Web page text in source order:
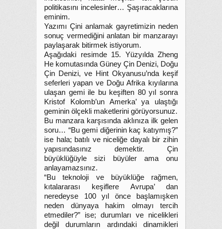
politikasını incelesinler… Şaşıracaklarına
eminim.
Yazımı Çini anlamak gayretimizin neden
sonuç vermediğini anlatan bir manzarayı
paylaşarak bitirmek istiyorum.
Aşağıdaki resimde 15. Yüzyılda Zheng
He komutasında Güney Çin Denizi, Doğu
Çin Denizi, ve Hint Okyanusu’nda keşif
seferleri yapan ve Doğu Afrika kıyılarına
ulaşan gemi ile bu keşiften 80 yıl sonra
Kristof Kolomb’un Amerka’ ya ulaştığı
geminin ölçekli maketlerini görüyorsunuz.
Bu manzara karşısında aklınıza ilk gelen
soru… “Bu gemi diğerinin kaç katıymış?”
ise hala; batılı ve niceliğe dayalı bir zihin
yapısındasınız demektir. Çin
büyüklüğüyle sizi büyüler ama onu
anlayamazsınız.
“Bu teknoloji ve büyüklüğe rağmen,
kıtalararası keşiflere Avrupa’ dan
neredeyse 100 yıl önce başlamışken
neden dünyaya hakim olmayı tercih
etmediler?” ise; durumları ve nicelikleri
değil durumların ardındaki dinamikleri